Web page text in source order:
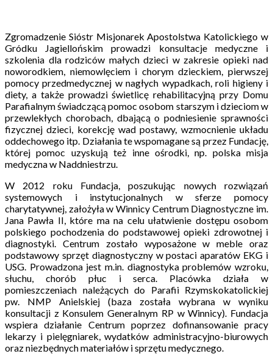
Zgromadzenie Sióstr Misjonarek Apostolstwa Katolickiego w
Gródku Jagiellońskim prowadzi konsultacje medyczne i
szkolenia dla rodziców małych dzieci w zakresie opieki nad
noworodkiem, niemowlęciem i chorym dzieckiem, pierwszej
pomocy przedmedycznej w nagłych wypadkach, roli higieny i
diety, a także prowadzi świetlicę rehabilitacyjną przy Domu
Parafialnym świadczącą pomoc osobom starszym i dzieciom w
przewlekłych chorobach, dbającą o podniesienie sprawności
fizycznej dzieci, korekcję wad postawy, wzmocnienie układu
oddechowego itp. Działania te wspomagane są przez Fundację,
której pomoc uzyskują też inne ośrodki, np. polska misja
medyczna w Naddniestrzu.
W 2012 roku Fundacja, poszukując nowych rozwiązań
systemowych i instytucjonalnych w sferze pomocy
charytatywnej, założyła w Winnicy Centrum Diagnostyczne im.
Jana Pawła II, które ma na celu ułatwienie dostępu osobom
polskiego pochodzenia do podstawowej opieki zdrowotnej i
diagnostyki. Centrum zostało wyposażone w meble oraz
podstawowy sprzęt diagnostyczny w postaci aparatów EKG i
USG. Prowadzona jest m.in. diagnostyka problemów wzroku,
słuchu, chorób płuc i serca. Placówka działa w
pomieszczeniach należących do Parafii Rzymskokatolickiej
pw. NMP Anielskiej (baza została wybrana w wyniku
konsultacji z Konsulem Generalnym RP w Winnicy). Fundacja
wspiera działanie Centrum poprzez dofinansowanie pracy
lekarzy i pielęgniarek, wydatków administracyjno-biurowych
oraz niezbędnych materiałów i sprzętu medycznego.